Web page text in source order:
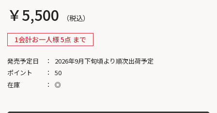
￥5,500
1会計お一人様 5点 まで
発売予定日
2026年9月下旬頃より順次出荷予定
ポイント
50
在庫
◎